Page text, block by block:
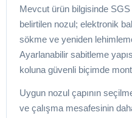
Mevcut ürün bilgisinde
belirtilen nozul; elektronik
sökme ve yeniden
Ayarlanabilir sabitleme
koluna güvenli biçimde
Uygun nozul çapının
ve çalışma mesafesinin